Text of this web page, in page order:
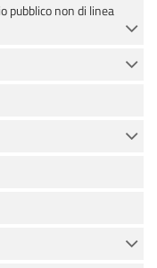
pubblico non di linea